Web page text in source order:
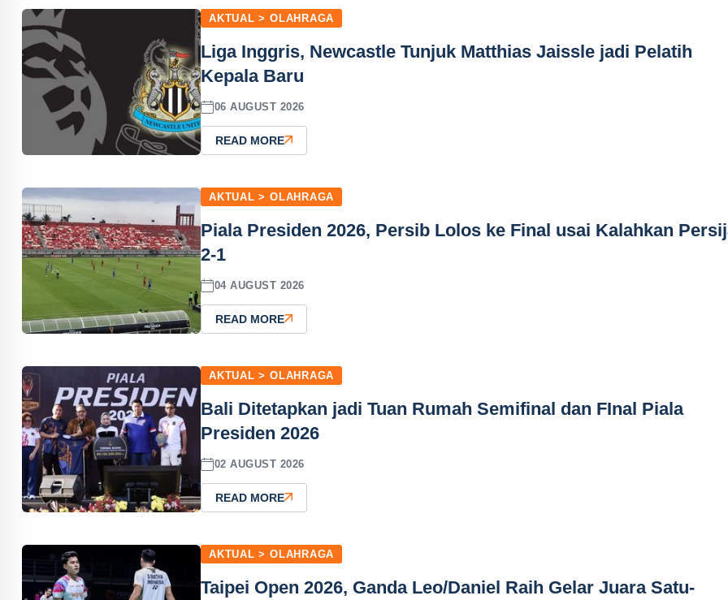
AKTUAL > OLAHRAGA
Liga Inggris, Newcastle Tunjuk Matthias Jaissle jadi Pelatih
Kepala Baru
06 AUGUST 2026
READ MORE
AKTUAL > OLAHRAGA
Piala Presiden 2026, Persib Lolos ke Final usai Kalahkan
2-1
04 AUGUST 2026
READ MORE
AKTUAL > OLAHRAGA
Bali Ditetapkan jadi Tuan Rumah Semifinal dan FInal Piala
Presiden 2026
02 AUGUST 2026
READ MORE
AKTUAL > OLAHRAGA
Taipei Open 2026, Ganda Leo/Daniel Raih Gelar Juara Satu-